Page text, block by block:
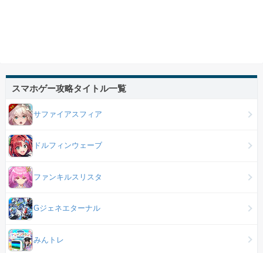
スマホゲー攻略タイトル一覧
サファイアスフィア
ドルフィンウェーブ
ファンキルスリスタ
Gジェネエターナル
みんトレ